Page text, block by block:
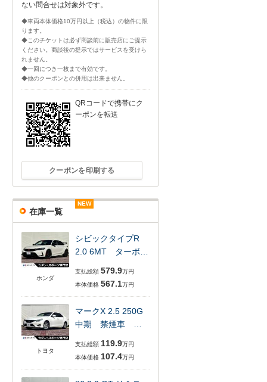
ない問合せは対象外です。
◆車両本体価格10万円以上（税込）の物件に限
ります。
◆このチケットは必ず商談前に販売店にご提示
ください。商談後の提示ではサービスを受けら
れません。
◆一回につき一枚まで有効です。
◆他のクーポンとの併用は出来ません。
QRコードで携帯にク
ーポンを転送
クーポンを印刷する
在庫一覧
ホンダ
NEW
シビックタイプR
2.0 6MT ターボ…
支払総額 579.9万円
本体価格 567.1万円
トヨタ
NEW
マークX 2.5 250G
中期 禁煙車 …
支払総額 119.9万円
本体価格 107.4万円
NEW
NEW
NEW
NEW